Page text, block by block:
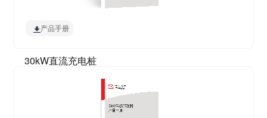
产品手册
30kW直流充电桩